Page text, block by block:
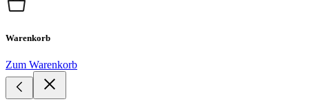
Warenkorb
Zum Warenkorb